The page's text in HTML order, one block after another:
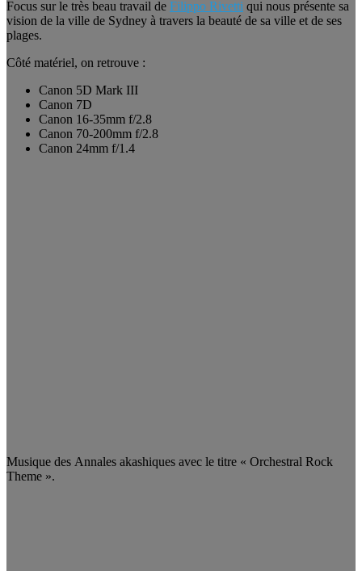
Focus sur le très beau travail de Filippo Rivetti qui nous présente sa
vision de la ville de Sydney à travers la beauté de sa ville et de ses
plages.
Côté matériel, on retrouve :
Canon 5D Mark III
Canon 7D
Canon 16-35mm f/2.8
Canon 70-200mm f/2.8
Canon 24mm f/1.4
Musique des Annales akashiques avec le titre « Orchestral Rock
Theme ».